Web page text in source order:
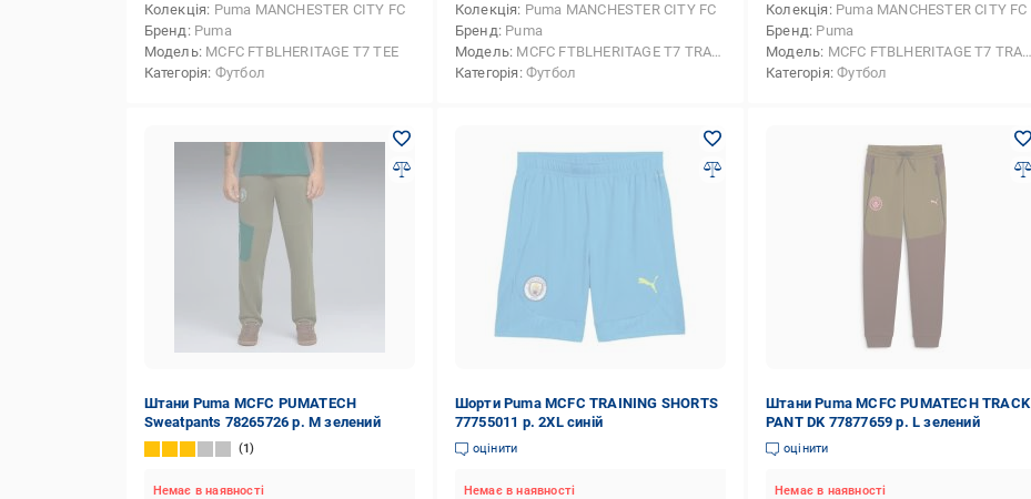
Колекція Puma MANCHESTER CITY FC
Бренд Puma
Модель MCFC FTBLHERITAGE T7 TEE
Категорія Футбол
Колекція Puma MANCHESTER CITY FC
Бренд Puma
Модель MCFC FTBLHERITAGE T7 TRACK PANTS
Категорія Футбол
Колекція Puma MANCHESTER CITY FC
Бренд Puma
Модель MCFC FTBLHERITAGE T7 TRACK PANTS
Категорія Футбол
Штани Puma MCFC PUMATECH
Sweatpants 78265726 р. M зелений
1
Немає в наявності
Шорти Puma MCFC TRAINING SHORTS
77755011 р. 2XL синій
оцінити
Немає в наявності
Штани Puma MCFC PUMATECH TRACK
PANT DK 77877659 р. L зелений
оцінити
Немає в наявності